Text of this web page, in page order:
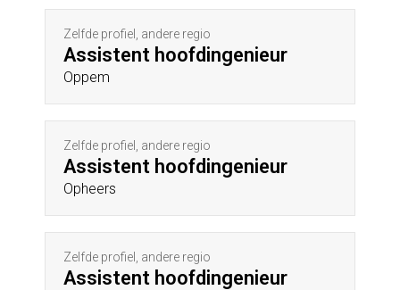
Zelfde profiel, andere regio
Assistent hoofdingenieur
Oppem
Zelfde profiel, andere regio
Assistent hoofdingenieur
Opheers
Zelfde profiel, andere regio
Assistent hoofdingenieur